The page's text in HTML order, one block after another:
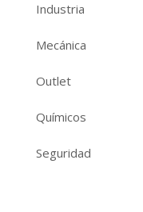
Industria
Mecánica
Outlet
Químicos
Seguridad